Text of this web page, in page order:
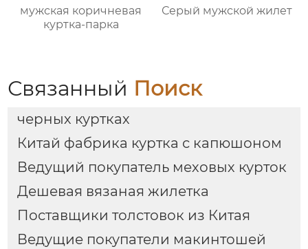
мужская коричневая
куртка-парка
Серый мужской жилет
Связанный Поиск
черных куртках
Китай фабрика куртка с капюшоном
Ведущий покупатель меховых курток
Дешевая вязаная жилетка
Поставщики толстовок из Китая
Ведущие покупатели макинтошей